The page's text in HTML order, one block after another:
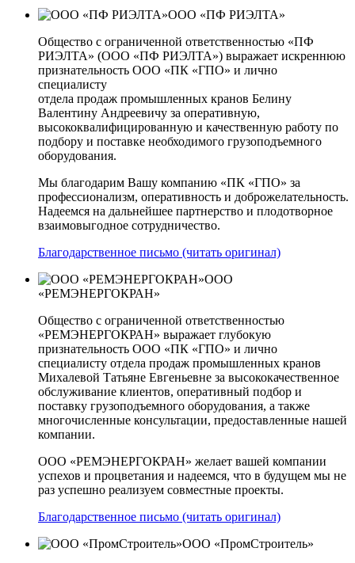
ООО «ПФ РИЭЛТА»
Общество с ограниченной ответственностью «ПФ
РИЭЛТА» (ООО «ПФ РИЭЛТА») выражает искреннюю
признательность ООО «ПК «ГПО» и лично
специалисту
отдела продаж промышленных кранов Белину
Валентину Андреевичу за оперативную,
высококвалифицированную и качественную работу по
подбору и поставке необходимого грузоподъемного
оборудования.
Мы благодарим Вашу компанию «ПК «ГПО» за
профессионализм, оперативность и доброжелательность.
Надеемся на дальнейшее партнерство и плодотворное
взаимовыгодное сотрудничество.
Благодарственное письмо (читать оригинал)
ООО
«РЕМЭНЕРГОКРАН»
Общество с ограниченной ответственностью
«РЕМЭНЕРГОКРАН» выражает глубокую
признательность ООО «ПК «ГПО» и лично
специалисту отдела продаж промышленных кранов
Михалевой Татьяне Евгеньевне за высококачественное
обслуживание клиентов, оперативный подбор и
поставку грузоподъемного оборудования, а также
многочисленные консультации, предоставленные нашей
компании.
ООО «РЕМЭНЕРГОКРАН» желает вашей компании
успехов и процветания и надеемся, что в будущем мы не
раз успешно реализуем совместные проекты.
Благодарственное письмо (читать оригинал)
ООО «ПромСтроитель»